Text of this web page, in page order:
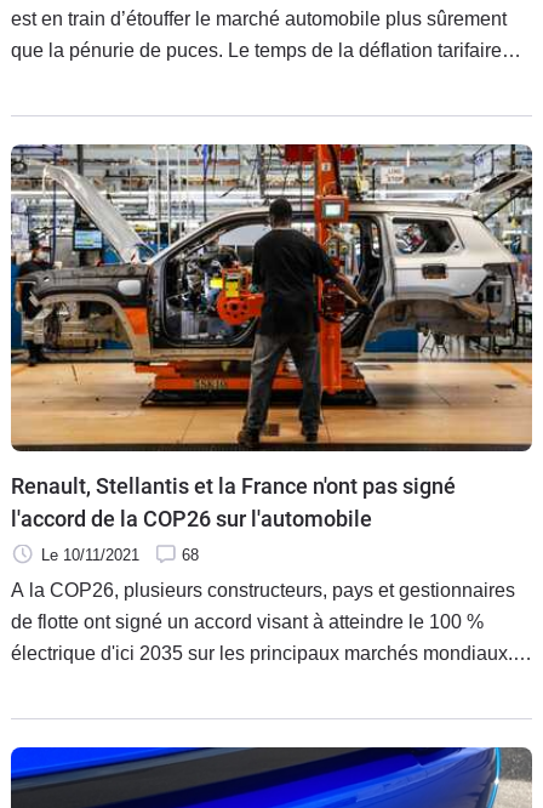
est en train d’étouffer le marché automobile plus sûrement
que la pénurie de puces. Le temps de la déflation tarifaire
attendant les Chinois…
Renault, Stellantis et la France n'ont pas signé
l'accord de la COP26 sur l'automobile
Le 10/11/2021 68
A la COP26, plusieurs constructeurs, pays et gestionnaires
de flotte ont signé un accord visant à atteindre le 100 %
électrique d'ici 2035 sur les principaux marchés mondiaux.